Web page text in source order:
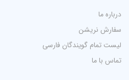
درباره ما
سفارش نریشن
لیست تمام گویندگان فارسی
تماس با ما